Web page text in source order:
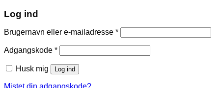
Log ind
Brugernavn eller e-mailadresse *
Adgangskode *
Husk mig Log ind